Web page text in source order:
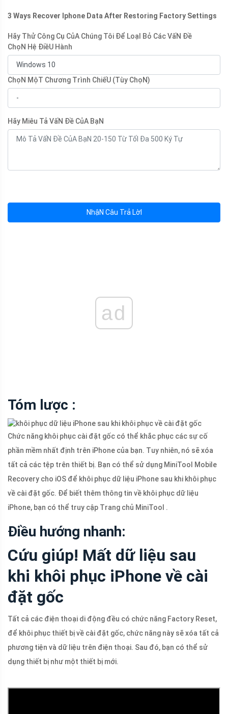
3 Ways Recover Iphone Data After Restoring Factory Settings
Hãy Thử Công Cụ CủA Chúng Tôi Để LoạI Bỏ Các VấN Đề
ChọN Hệ ĐiềU Hành
ChọN MộT Chương Trình ChiếU (Tùy ChọN)
Hãy Miêu Tả VấN Đề CủA BạN
NhậN Câu Trả LờI
ad
Tóm lược :
Chức năng khôi phục cài đặt gốc có thể khắc phục các sự cố
phần mềm nhất định trên iPhone của bạn. Tuy nhiên, nó sẽ xóa
tất cả các tệp trên thiết bị. Bạn có thể sử dụng MiniTool Mobile
Recovery cho iOS để khôi phục dữ liệu iPhone sau khi khôi phục
về cài đặt gốc. Để biết thêm thông tin về khôi phục dữ liệu
iPhone, bạn có thể truy cập Trang chủ MiniTool .
Điều hướng nhanh:
Cứu giúp! Mất dữ liệu sau
khi khôi phục iPhone về cài
đặt gốc
Tất cả các điện thoại di động đều có chức năng Factory Reset,
để khôi phục thiết bị về cài đặt gốc, chức năng này sẽ xóa tất cả
phương tiện và dữ liệu trên điện thoại. Sau đó, bạn có thể sử
dụng thiết bị như một thiết bị mới.